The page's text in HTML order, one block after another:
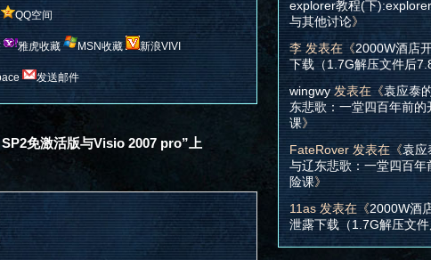
QQ空间
雅虎收藏 MSN收藏 新浪VIVI
发送邮件
免激活版与Visio 2007 pro”上
explorer教程(下
与其他讨论》
李发表在《2000W酒店
下载（1.7G解压文件后
wingwy发表在《袁应泰
东悲歌：一堂四百年前的
课》
FateRover发表在《袁应
与辽东悲歌：一堂四百年
险课》
11as发表在《2000W酒
泄露下载（1.7G解压文件